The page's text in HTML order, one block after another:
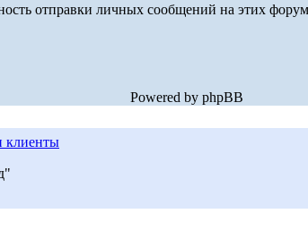
отправки личных сообщений на этих
Powered by phpBB